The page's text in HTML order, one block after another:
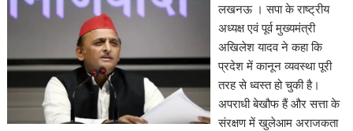
लखनऊ । सपा के राष्ट्रीय
अध्यक्ष एवं पूर्व मुख्यमंत्री
अखिलेश यादव ने कहा कि
प्रदेश में कानून व्यवस्था पूरी
तरह से ध्वस्त हो चुकी है।
अपराधी बेखौफ हैं और सत्ता के
संरक्षण में खुलेआम अराजकता